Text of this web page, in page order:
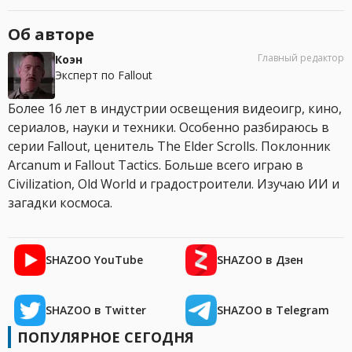
Об авторе
Коэн
Эксперт по Fallout
Главный редактор
Более 16 лет в индустрии освещения видеоигр, кино,
сериалов, науки и техники. Особенно разбираюсь в
серии Fallout, ценитель The Elder Scrolls. Поклонник
Arcanum и Fallout Tactics. Больше всего играю в
Civilization, Old World и градостроители. Изучаю ИИ и
загадки космоса.
SHAZOO YouTube SHAZOO в Дзен
SHAZOO в Twitter SHAZOO в Telegram
ПОПУЛЯРНОЕ СЕГОДНЯ